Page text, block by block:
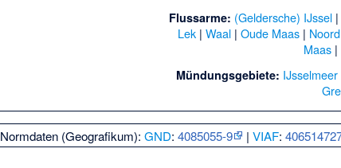
Flussarme: (Geldersche) IJssel |
Lek |Waal |Oude Maas | Noord
Maas|
Mündungsgebiete: IJsselmeer
Normdaten (Geografikum):GND:4085055-9 |VIAF: